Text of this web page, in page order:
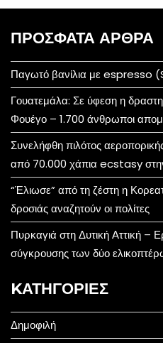
ΠΡΌΣΦΑΤΑ ΆΡΘΡΑ
Παγωτό βανίλια με espresso
Γουατεμάλα: Σε ύφεση η
Φουέγο – 1.700 άνθρωποι
Συνελήφθη πιλότος
από 70.000 χάπια ecstasy
“Έλιωσε” από τη ζέστη η
δροσιάς αναζητούν οι πολίτες
Πυρκαγιά στη Δυτική Αττική –
σύγκρουσης των δύο
KΑΤΗΓΟΡΊΕΣ
Δημοφιλή